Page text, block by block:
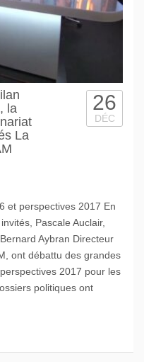
la
La
26
DÉC
et perspectives 2017 En
Pascale Auclair,
Aybran Directeur
ont débattu des grandes
2017 pour les
politiques ont